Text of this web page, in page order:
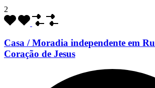
2
Casa / Moradia independente em
Coração de Jesus